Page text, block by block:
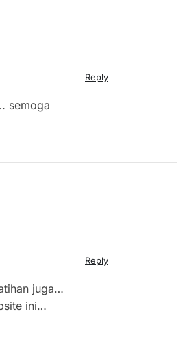
Reply
semoga
Reply
juga…
ini…